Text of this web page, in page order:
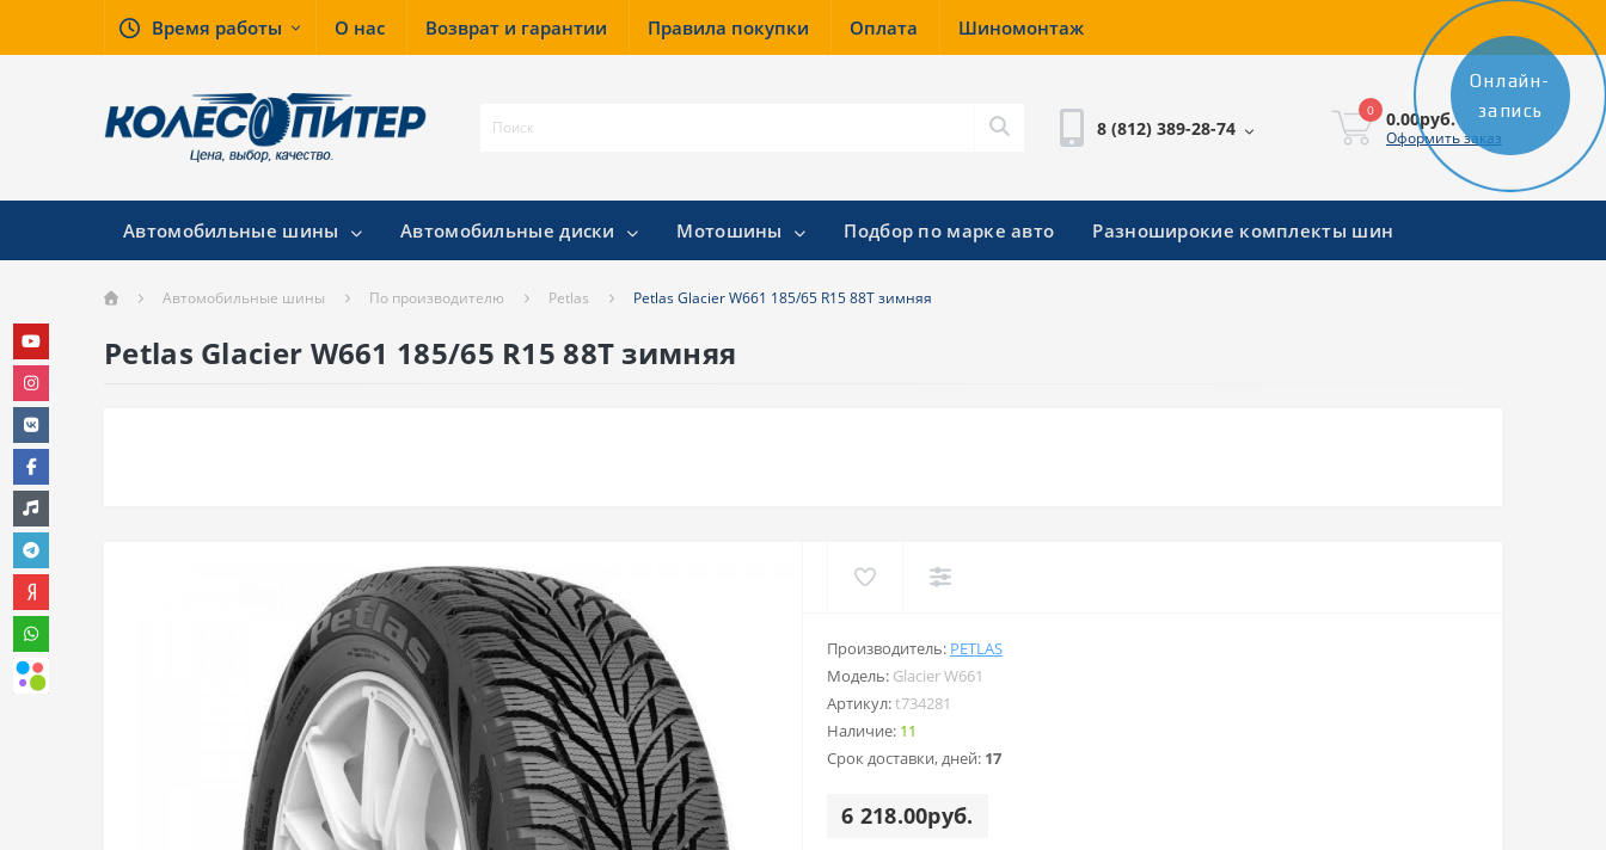
Время работы О нас Возврат и гарантии Правила покупки Оплата Шиномонтаж
8 (812) 389-28-74
0 0.00руб.
Оформить заказ
Автомобильные шины Автомобильные диски Мотошины Подбор по марке авто Разноширокие комплекты шин
Автомобильные шины По производителю Petlas Petlas Glacier W661 185/65 R15 88T зимняя
Petlas Glacier W661 185/65 R15 88T зимняя
Производитель: PETLAS
Модель: Glacier W661
Артикул:t734281
Наличие: 11
Срок доставки, дней: 17
6 218.00руб.
Онлайн-
запись